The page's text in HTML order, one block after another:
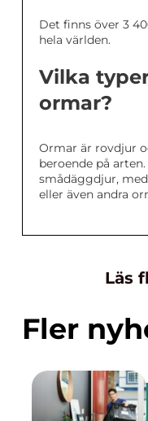
Det finns över 3
hela världen.
Vilka
ormar?
Ormar är rovdjur
beroende på
smådäggdjur,
eller även andra
Läs
Fler